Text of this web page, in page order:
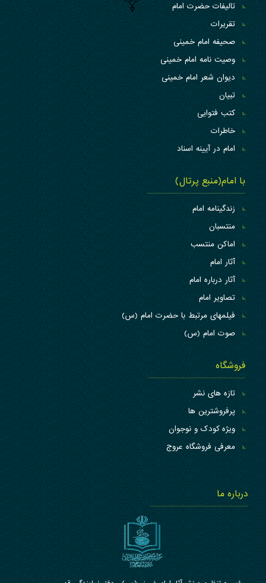
تالیفات حضرت امام
تقریرات
صحیفه امام خمینی
وصیت نامه امام خمینی
دیوان شعر امام خمینی
تبیان
کتب فتوایی
خاطرات
امام در آیینه اسناد
با امام(منبع پرتال)
زندگینامه امام
منتسبان
اماکن منتسب
آثار امام
آثار درباره امام
تصاویر امام
فیلمهای مرتبط با حضرت امام (س)
صوت امام (س)
فروشگاه
تازه های نشر
پرفروشترین ها
ویژه کودک و نوجوان
معرفی فروشگاه عروج
درباره ما